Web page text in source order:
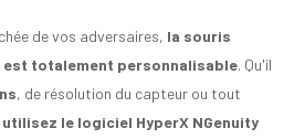
de vos adversaires, la souris
est totalement personnalisable. Qu'il
, de résolution du capteur ou tout
utilisez le logiciel HyperX NGenuity